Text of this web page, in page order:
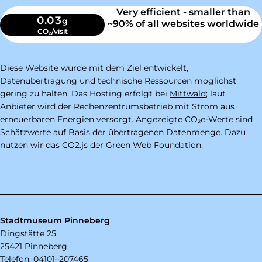
0.03g
CO₂/visit
Very efficient - smaller than
~90% of all websites worldwide
Diese Website wurde mit dem Ziel entwickelt,
Datenübertragung und technische Ressourcen möglichst
gering zu halten. Das Hosting erfolgt bei Mittwald; laut
Anbieter wird der Rechenzentrumsbetrieb mit Strom aus
erneuerbaren Energien versorgt. Angezeigte CO₂e-Werte sind
Schätzwerte auf Basis der übertragenen Datenmenge. Dazu
nutzen wir das CO2.js der Green Web Foundation.
Stadtmuseum Pinneberg
Dingstätte 25
25421 Pinneberg
Telefon: 04101–207465